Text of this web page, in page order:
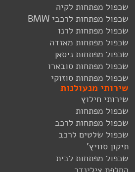
שכפול מפתחות לקיה
שכפול מפתחות לרכבי BMW
שכפול מפתחות לרנו
שכפול מפתחות מאזדה
שכפול מפתחות ניסאן
שכפול מפתחות סובארו
שכפול מפתחות סוזוקי
שירותי מנעולנות
שירותי חילוץ
שכפול מפתחות
שכפול מפתחות לרכב
שכפול שלטים לרכב
תיקון סוויץ'
שכפול מפתחות לבית